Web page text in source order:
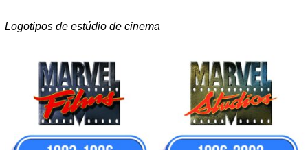
Logotipos de estúdio de cinema